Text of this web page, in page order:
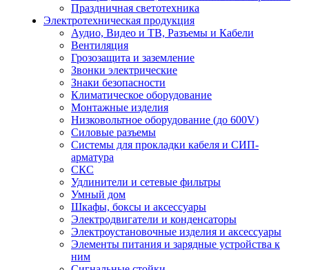
Праздничная светотехника
Электротехническая продукция
Аудио, Видео и ТВ, Разъемы и Кабели
Вентиляция
Грозозащита и заземление
Звонки электрические
Знаки безопасности
Климатическое оборудование
Монтажные изделия
Низковольтное оборудование (до 600V)
Силовые разъемы
Системы для прокладки кабеля и СИП-
арматура
СКС
Удлинители и сетевые фильтры
Умный дом
Шкафы, боксы и аксессуары
Электродвигатели и конденсаторы
Электроустановочные изделия и аксессуары
Элементы питания и зарядные устройства к
ним